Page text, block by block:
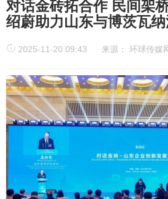
对话金砖拓合作 民间架
绍蔚助力山东与博茨瓦
2025-11-20 09:43 来源： 环球传媒